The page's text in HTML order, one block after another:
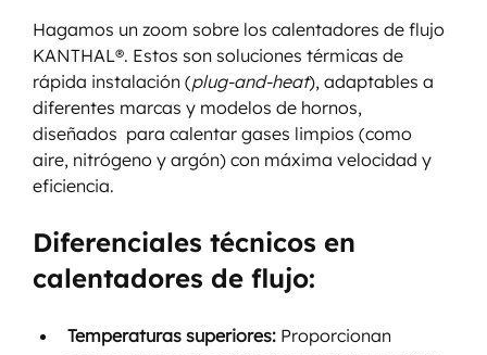
Hagamos un zoom sobre los calentadores de flujo
KANTHAL®. Estos son soluciones térmicas de
rápida instalación (plug-and-heat), adaptables a
diferentes marcas y modelos de hornos,
diseñados  para calentar gases limpios (como
aire, nitrógeno y argón) con máxima velocidad y
eficiencia.
Diferenciales técnicos en
calentadores de flujo:
Temperaturas superiores: Proporcionan